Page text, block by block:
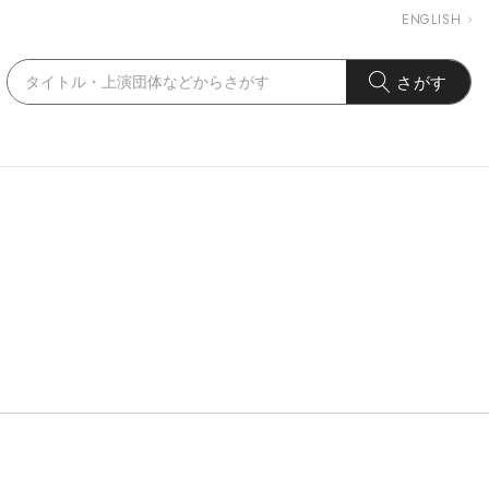
ENGLISH
さがす